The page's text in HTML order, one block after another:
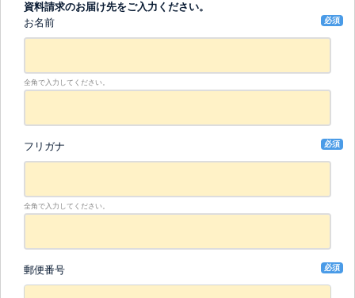
資料請求のお届け先をご入力ください。
お名前
必須
全角で入力してください。
フリガナ 必須
全角で入力してください。
郵便番号 必須